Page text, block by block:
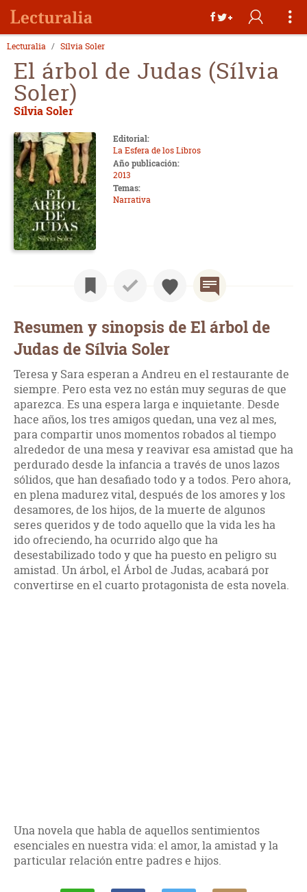
Lecturalia Sílvia Soler
El árbol de Judas (Sílvia
Soler)
Sílvia Soler
Editorial:
La Esfera de los Libros
Año publicación:
2013
Temas:
Narrativa
Resumen y sinopsis de El árbol de
Judas de Sílvia Soler
Teresa y Sara esperan a Andreu en el restaurante de
siempre. Pero esta vez no están muy seguras de que
aparezca. Es una espera larga e inquietante. Desde
hace años, los tres amigos quedan, una vez al mes,
para compartir unos momentos robados al tiempo
alrededor de una mesa y reavivar esa amistad que ha
perdurado desde la infancia a través de unos lazos
sólidos, que han desafiado todo y a todos. Pero ahora,
en plena madurez vital, después de los amores y los
desamores, de los hijos, de la muerte de algunos
seres queridos y de todo aquello que la vida les ha
ido ofreciendo, ha ocurrido algo que ha
desestabilizado todo y que ha puesto en peligro su
amistad. Un árbol, el Árbol de Judas, acabará por
convertirse en el cuarto protagonista de esta novela.
Una novela que habla de aquellos sentimientos
esenciales en nuestra vida: el amor, la amistad y la
particular relación entre padres e hijos.